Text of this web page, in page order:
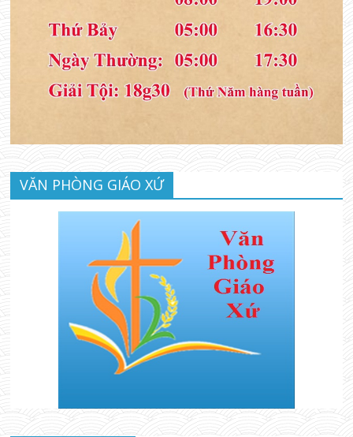
VĂN PHÒNG GIÁO XỨ